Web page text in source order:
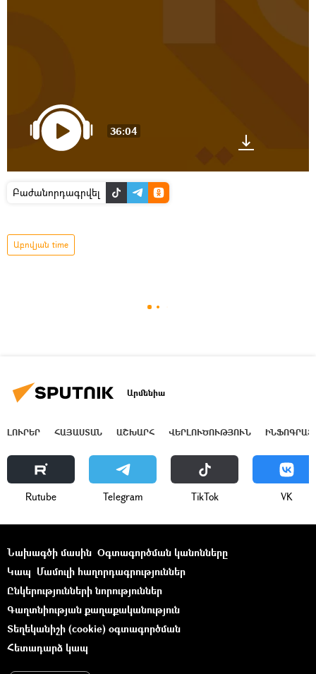
36:04
Բաժանորդագրվել
Աբովյան time
Արմենիա
ԼՈՒՐԵՐ ՀԱՅԱՍՏԱՆ ԱՇԽԱՐՀ ՎԵՐԼՈՒԾՈՒԹՅՈՒՆ
Rutube Telegram ТikТоk VK
Նախագծի մասին Օգտագործման կանոնները
Կապ Մամուլի հաղորդագրություններ
Ընկերությունների նորություններ
Գաղտնիության քաղաքականություն
Տեղեկանիշի (cookie) օգտագործման
Հետադարձ կապ